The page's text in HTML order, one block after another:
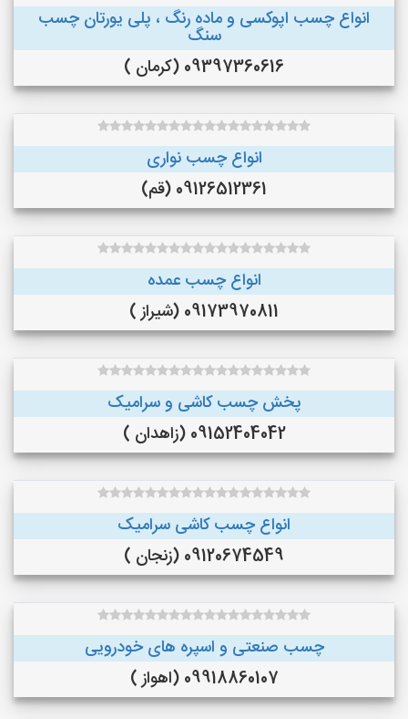
انواع چسب اپوکسی و ماده رنگ ، پلی یورتان چسب
سنگ
09397360616 (کرمان )
انواع چسب نواری
09126512361 (قم)
انواع چسب عمده
09173970811 (شیراز )
پخش چسب کاشی و سرامیک
09152404042 (زاهدان )
انواع چسب کاشی سرامیک
09120674549 (زنجان )
چسب صنعتی و اسپره های خودرویی
09918860107 (اهواز )